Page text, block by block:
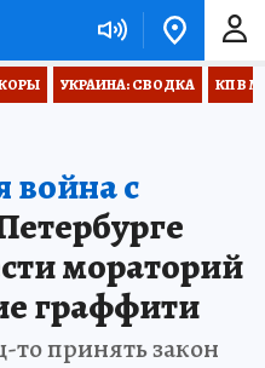
УКРАИНА: СВОДКА КП В
война с
мораторий
граффити
то принять закон